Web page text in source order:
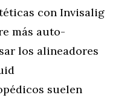
con Invisalig
más auto-
los alineadores
suelen